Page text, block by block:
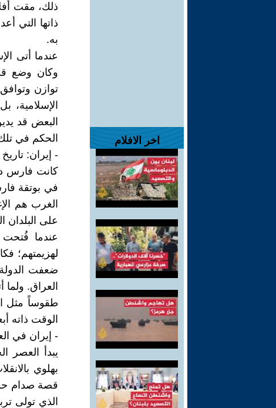
اخر الافلام
ذلك، مقت
ذاتها التي
به.
عندما أتى
وكان وضع
توازن
البعض قد
الحكم في
- إيران:
كانت فارس
في بوتقة
الغرب هم
على البلدان
عندما فُتحت
لهزيمتهم؛
ضعفت
العراق.
طقوساً مثل
الوقت ذاته
- إيران في
يبدأ العصر
قصة صدام
الذي تولى